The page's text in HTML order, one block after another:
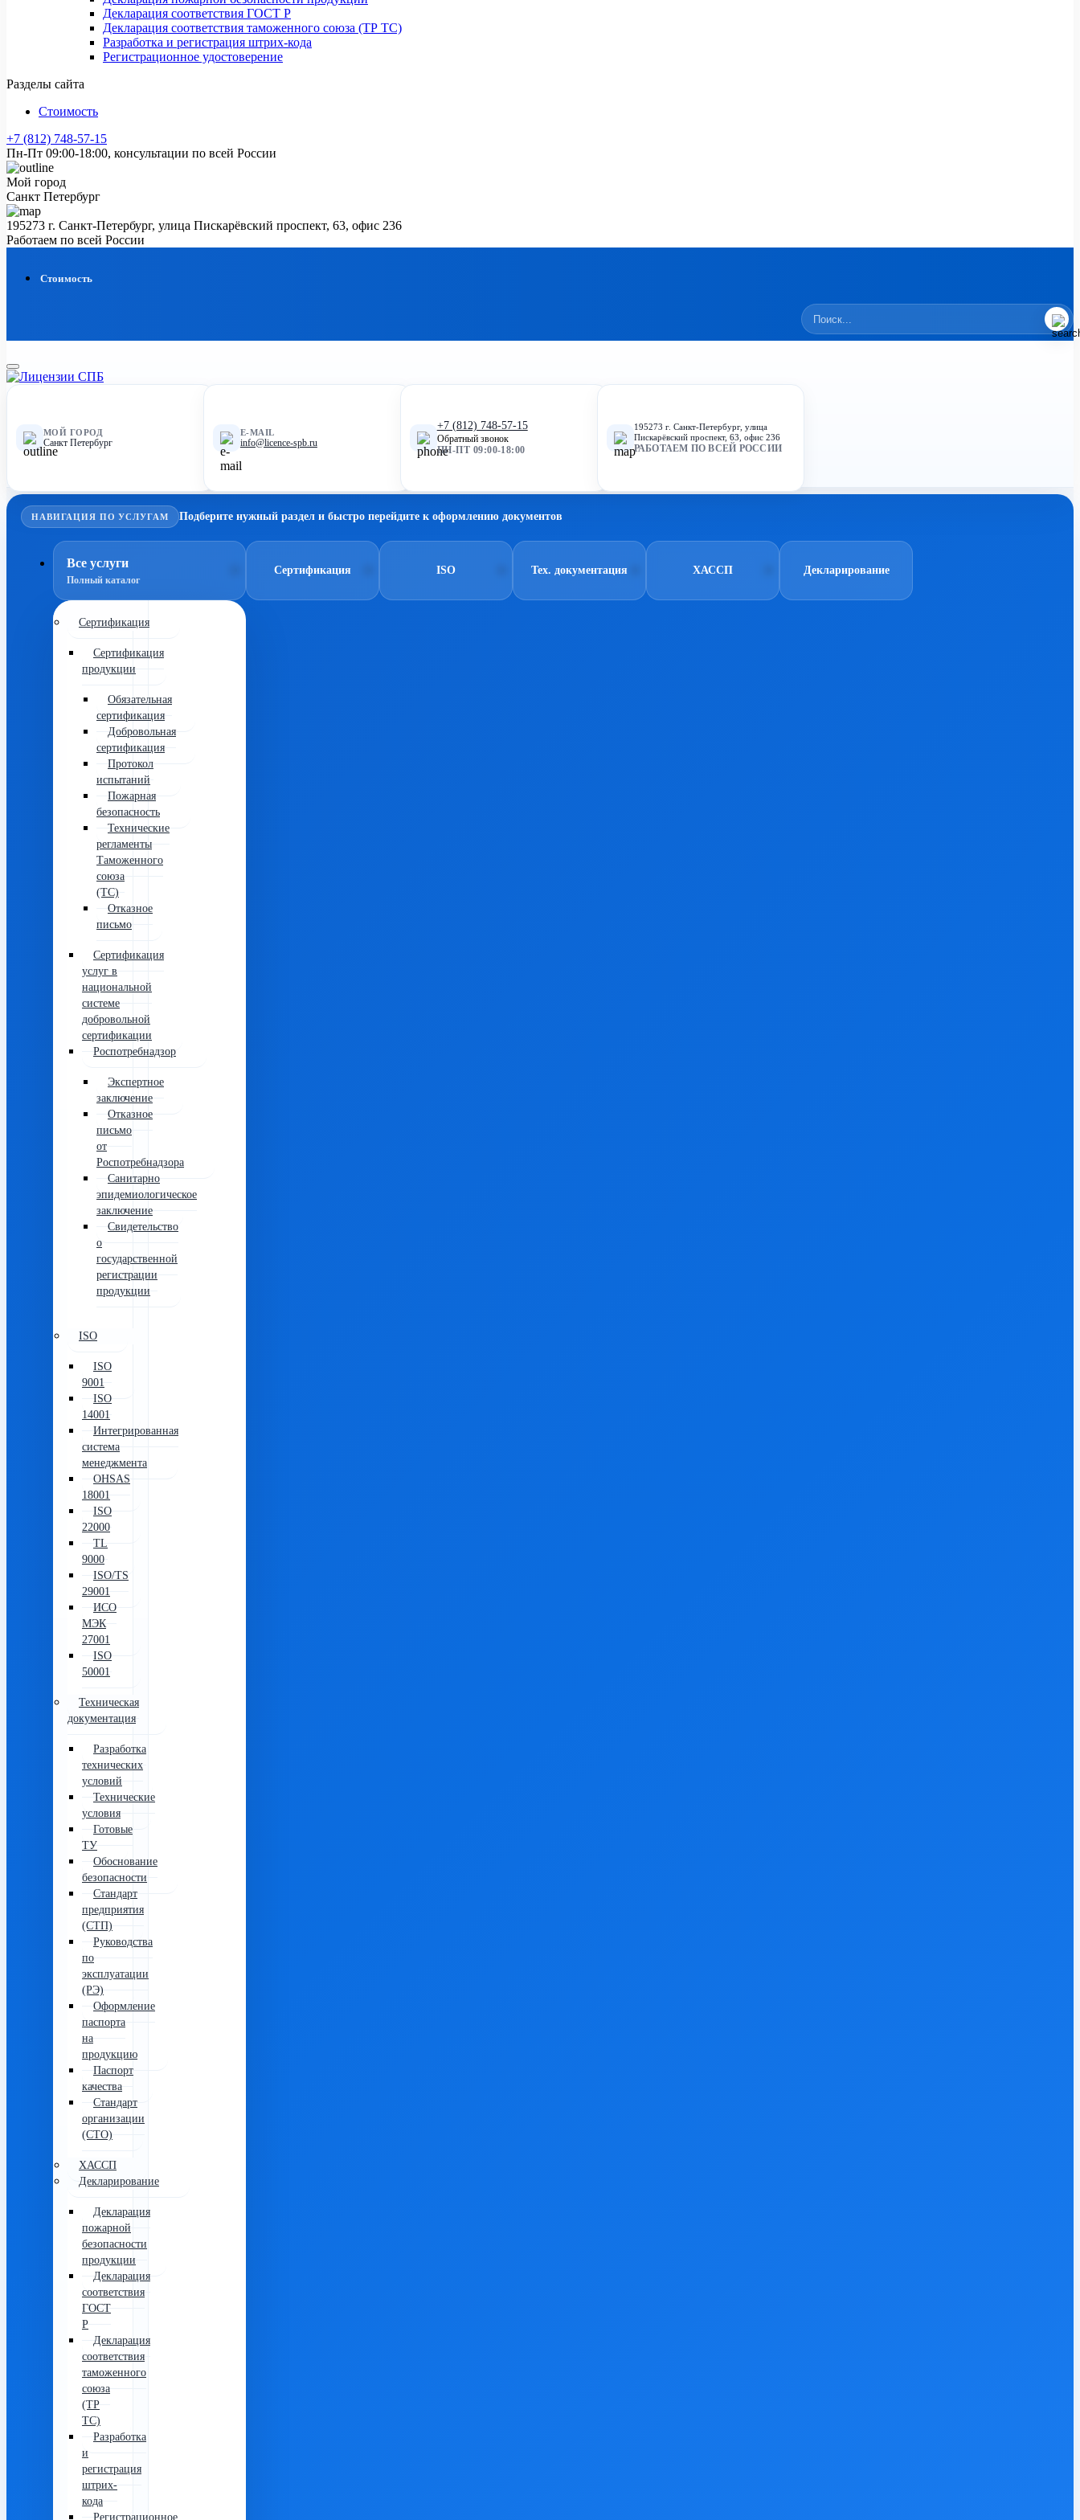
Декларация соответствия ГОСТ Р
Декларация соответствия таможенного союза (ТР ТС)
Разработка и регистрация штрих-кода
Регистрационное удостоверение
Разделы сайта
Стоимость
+7 (812) 748-57-15
Пн-Пт 09:00-18:00, консультации по всей России
Мой город
Санкт Петербург
195273 г. Санкт-Петербург, улица Пискарёвский проспект, 63, офис 236
Работаем по всей России
Стоимость
МОЙ ГОРОД
Санкт Петербург
E-MAIL
info@licence-spb.ru
+7 (812) 748-57-15
Обратный звонок
ПН-ПТ 09:00-18:00
195273 г. Санкт-Петербург, улица
Пискарёвский проспект, 63, офис 236
РАБОТАЕМ ПО ВСЕЙ РОССИИ
НАВИГАЦИЯ ПО УСЛУГАМ Подберите нужный раздел и быстро перейдите к оформлению документов
Все услуги
Полный каталог
Сертификация
Сертификация
продукции
Обязательная
сертификация
Добровольная
сертификация
Протокол
испытаний
Пожарная
безопасность
Технические
регламенты
Таможенного
союза
(ТС)
Отказное
письмо
Сертификация
услуг в
национальной
системе
добровольной
сертификации
Роспотребнадзор
Экспертное
заключение
Отказное
письмо
от
Роспотребнадзора
Санитарно
эпидемиологическое
заключение
Свидетельство
о
государственной
регистрации
продукции
ISO
ISO
9001
ISO
14001
Интегрированная
система
менеджмента
OHSAS
18001
ISO
22000
TL
9000
ISO/TS
29001
ИСО
МЭК
27001
ISO
50001
Техническая
документация
Разработка
технических
условий
Технические
условия
Готовые
ТУ
Обоснование
безопасности
Стандарт
предприятия
(СТП)
Руководства
по
эксплуатации
(РЭ)
Оформление
паспорта
на
продукцию
Паспорт
качества
Стандарт
организации
(СТО)
ХАССП
Декларирование
Декларация
пожарной
безопасности
продукции
Декларация
соответствия
ГОСТ
Р
Декларация
соответствия
таможенного
союза
(ТР
ТС)
Разработка
и
регистрация
штрих-
кода
Регистрационное
Сертификация ISO Тех. документация ХАССП Декларирование